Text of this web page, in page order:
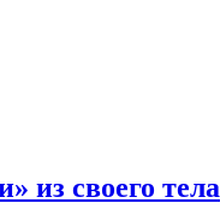
из своего тела